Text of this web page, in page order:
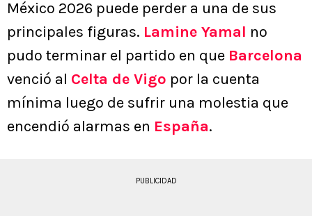
México 2026 puede perder a una de sus
principales figuras. Lamine Yamal no
pudo terminar el partido en que Barcelona
venció al Celta de Vigo por la cuenta
mínima luego de sufrir una molestia que
encendió alarmas en España.
PUBLICIDAD